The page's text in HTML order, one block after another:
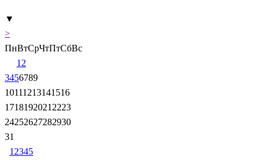
▼
>
ПнВтСрЧтПтСбВс
1 2
3456789
10111213141516
1718192021 2223
24252627282930
31
1 2345